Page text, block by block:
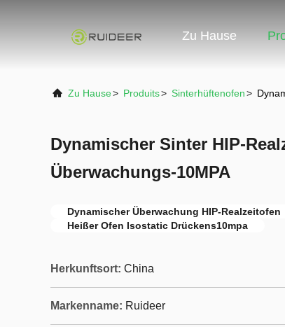
Zu Hause
Zu Hause> Produits> Sinterhüftenofen>
Dynamischer Sinter HIP-
Überwachungs-10MPA
Dynamischer Überwachung HIP-Realzeitofen
Heißer Ofen Isostatic Drückens10mpa
Herkunftsort: China
Markenname: Ruideer